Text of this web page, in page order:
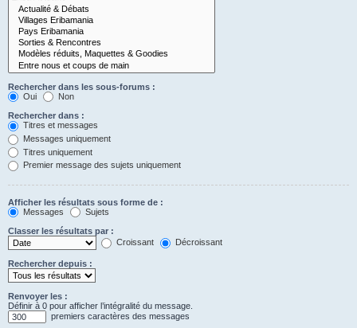
Rechercher dans les sous-forums :
Oui
Non
Rechercher dans :
Titres et messages
Messages uniquement
Titres uniquement
Premier message des sujets uniquement
Afficher les résultats sous forme de :
Messages
Sujets
Classer les résultats par :
Croissant
Décroissant
Rechercher depuis :
Renvoyer les :
Définir à 0 pour afficher l’intégralité du message.
premiers caractères des messages